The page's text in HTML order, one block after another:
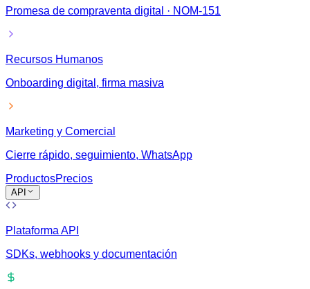
Promesa de compraventa digital · NOM-151
Recursos Humanos
Onboarding digital, firma masiva
Marketing y Comercial
Cierre rápido, seguimiento, WhatsApp
ProductosPrecios
API
Plataforma API
SDKs, webhooks y documentación